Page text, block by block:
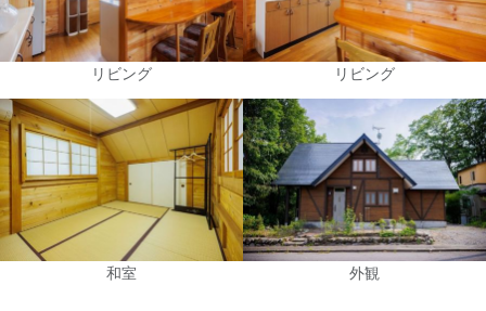
リビング リビング
和室 外観